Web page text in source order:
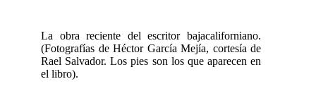
La obra reciente del escritor bajacaliforniano.
(Fotografías de Héctor García Mejía, cortesía de
Rael Salvador. Los pies son los que aparecen en
el libro).